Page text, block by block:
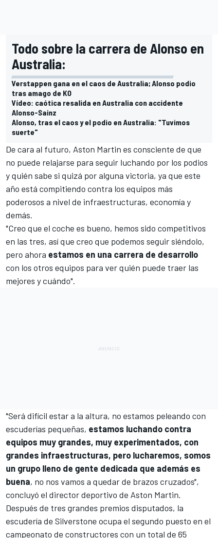
Todo sobre la carrera de Alonso en
Australia:
Verstappen gana en el caos de Australia; Alonso podio
tras amago de KO
Vídeo: caótica resalida en Australia con accidente
Alonso-Sainz
Alonso, tras el caos y el podio en Australia: "Tuvimos
suerte"
De cara al futuro, Aston Martin es consciente de que
no puede relajarse para seguir luchando por los podios
y quién sabe si quizá por alguna victoria, ya que este
año está compitiendo contra los equipos más
poderosos a nivel de infraestructuras, economía y
demás.
"Creo que el coche es bueno, hemos sido competitivos
en las tres, así que creo que podemos seguir siéndolo,
pero ahora estamos en una carrera de desarrollo
con los otros equipos para ver quién puede traer las
mejores y cuándo".
"Será difícil estar a la altura, no estamos peleando con
escuderías pequeñas, estamos luchando contra
equipos muy grandes, muy experimentados, con
grandes infraestructuras, pero lucharemos, somos
un grupo lleno de gente dedicada que además es
buena, no nos vamos a quedar de brazos cruzados",
concluyó el director deportivo de Aston Martin.
Después de tres grandes premios disputados, la
escudería de Silverstone ocupa el segundo puesto en el
campeonato de constructores con un total de 65